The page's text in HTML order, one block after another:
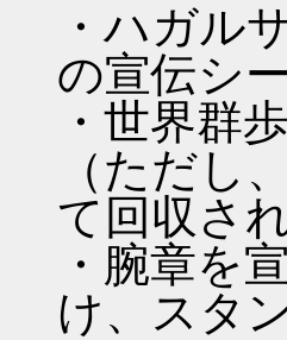
・ハガル
の宣伝シ
・世界群
（ただし
て回収さ
・腕章を
け、スタ